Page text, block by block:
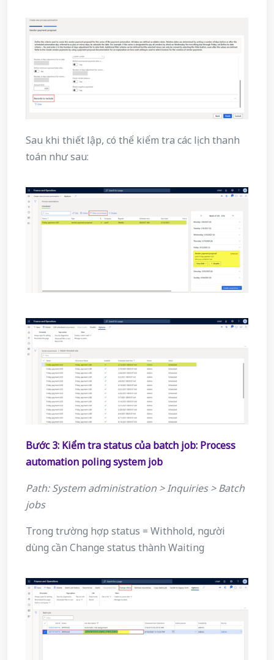
Sau khi thiết lập, có thể kiểm tra các lịch thanh
toán như sau:
Bước 3: Kiểm tra status của batch job: Process
automation poling system job
Path: System administration > Inquiries > Batch
jobs
Trong trường hợp status = Withhold, người
dùng cần Change status thành Waiting